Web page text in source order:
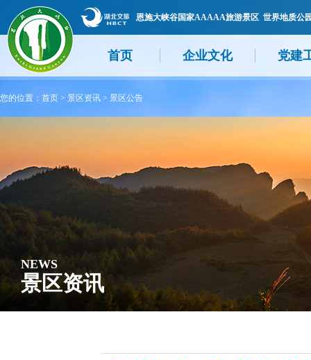
恩施大峡谷国家AAAAA旅游景区 世界地质公
首页 企业文化 党建
您的位置： 首页 > 景区资讯 > 景区公告
NEWS
景区资讯